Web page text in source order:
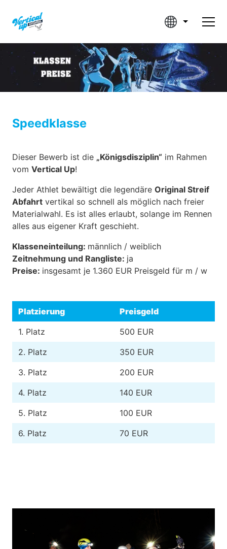
Speedklasse
Dieser Bewerb ist die „Königsdisziplin“ im Rahmen
vom Vertical Up!
Jeder Athlet bewältigt die legendäre Original Streif
Abfahrt vertikal so schnell als möglich nach freier
Materialwahl. Es ist alles erlaubt, solange im Rennen
alles aus eigener Kraft geschieht.
Klasseneinteilung: männlich / weiblich
Zeitnehmung und Rangliste: ja
Preise: insgesamt je 1.360 EUR Preisgeld für m / w
Platzierung
Preisgeld
1. Platz
500 EUR
2. Platz
350 EUR
3. Platz
200 EUR
4. Platz
140 EUR
5. Platz
100 EUR
6. Platz
70 EUR